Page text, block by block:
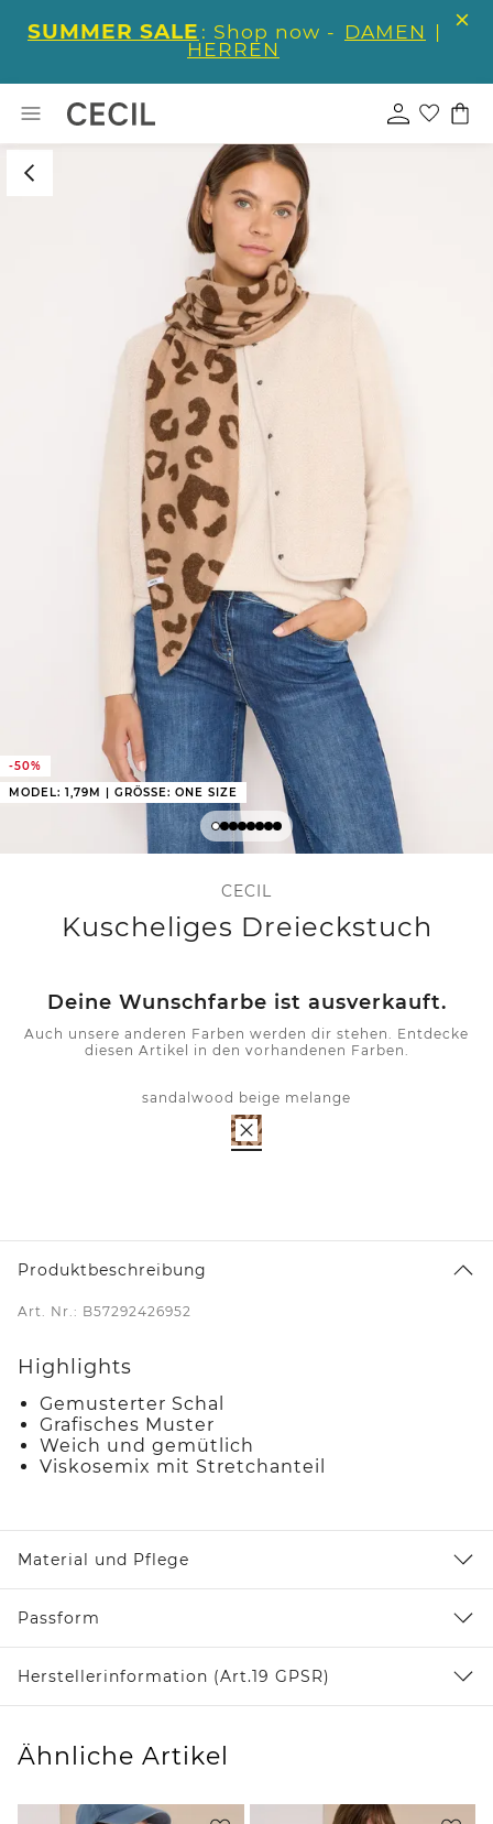
SUMMER SALE : Shop now - DAMEN |
HERREN
-50%
MODEL: 1,79M | GRÖSSE: ONE SIZE
CECIL
Kuscheliges Dreieckstuch
Deine Wunschfarbe ist ausverkauft.
Auch unsere anderen Farben werden dir stehen. Entdecke
diesen Artikel in den vorhandenen Farben.
sandalwood beige melange
Produktbeschreibung
Art. Nr.: B57292426952
Highlights
Gemusterter Schal
Grafisches Muster
Weich und gemütlich
Viskosemix mit Stretchanteil
Material und Pflege
Passform
Herstellerinformation (Art.19 GPSR)
Ähnliche Artikel